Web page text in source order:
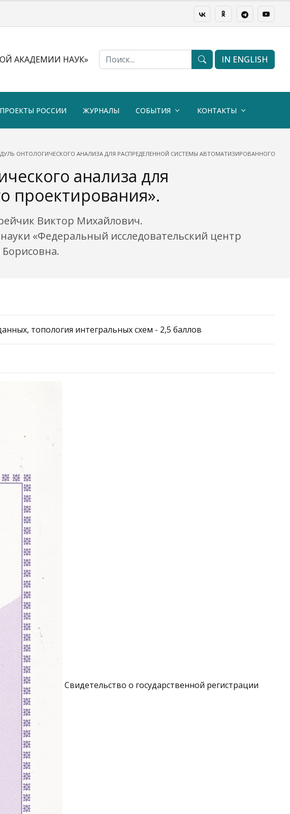
АКАДЕМИИ НАУК»
IN ENGLISH
РОССИИ ЖУРНАЛЫ СОБЫТИЯ КОНТАКТЫ
ОНТОЛОГИЧЕСКОГО АНАЛИЗА ДЛЯ РАСПРЕДЕЛЕННОЙ СИСТЕМЫ АВТОМАТИЗИРОВАННОГО
анализа для
проектирования».
Виктор Михайлович.
«Федеральный исследовательский центр
топология интегральных схем - 2,5 баллов
Свидетельство о государственной регистрации